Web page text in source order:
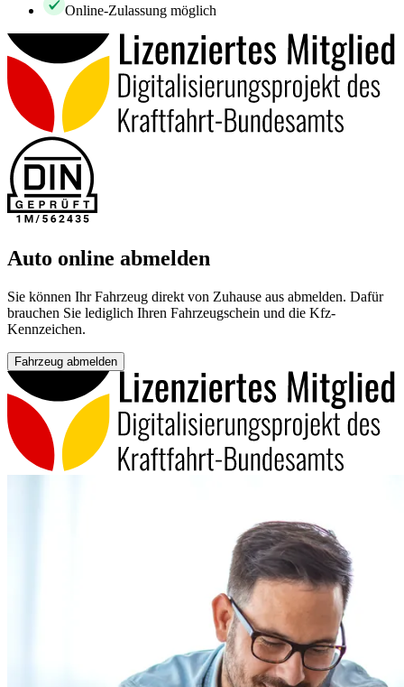
Online-Zulassung möglich
Auto online abmelden
Sie können Ihr Fahrzeug direkt von Zuhause aus abmelden. Dafür
brauchen Sie lediglich Ihren Fahrzeugschein und die Kfz-
Kennzeichen.
Fahrzeug abmelden